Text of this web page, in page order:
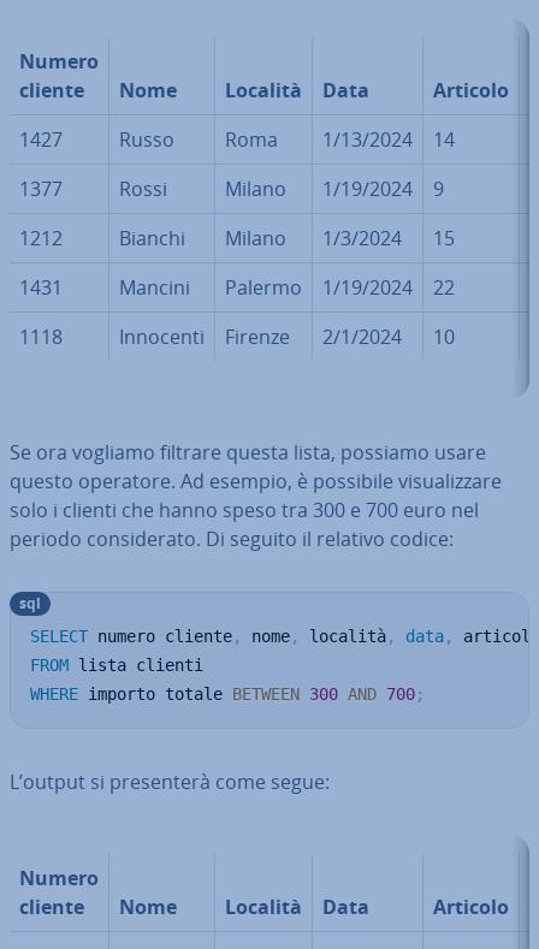
Numero
cliente
Nome Località Data Articolo
1427
Russo Roma 1/13/2024 14
1377
Rossi Milano 1/19/2024 9
1212
Bianchi Milano 1/3/2024 15
1431
Mancini Palermo 1/19/2024 22
1118
Innocenti Firenze 2/1/2024 10
Se ora vogliamo filtrare questa lista, possiamo usare
questo operatore. Ad esempio, è possibile vi­sua­liz­za­re
solo i clienti che hanno speso tra 300 e 700 euro nel
periodo con­si­de­ra­to. Di seguito il relativo codice:
SELECT numero cliente, nome, località, data,
articolo
FROM
WHERE importo totale BETWEEN 300 AND 700;
sql
L’output si pre­sen­te­rà come segue:
Numero
cliente
Nome Località Data Articolo